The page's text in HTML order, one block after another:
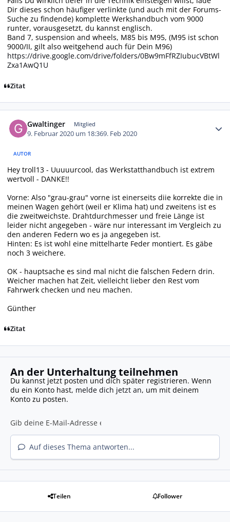
Dir dieses schon häufiger verlinkte (und auch mit der Forums-
Suche zu findende) komplette Werkshandbuch vom 9000
runter, vorausgesetzt, du kannst englisch.
Band 7, suspension and wheels, M85 bis M95, (M95 ist schon
9000/II, gilt also weitgehend auch für Dein M96)
https://drive.google.com/drive/folders/0Bw9mFfRZIubucVBtWl
Zxa1AwQ1U
Zitat
Gwaltinger Mitglied
9. Februar 2020 um 18:369. Feb 2020
AUTOR
Hey troll13 - Uuuuurcool, das Werkstatthandbuch ist extrem
wertvoll - DANKE!!
Vorne: Also "grau-grau" vorne ist einerseits diie korrekte die in
meinen Wagen gehört (weil er Klima hat) und zweitens ist es
die zweitweichste. Drahtdurchmesser und freie Länge ist
leider nicht angegeben - wäre nur interessant im Vergleich zu
den anderen Federn wo es ja angegeben ist.
Hinten: Es ist wohl eine mittelharte Feder montiert. Es gäbe
noch 3 weichere.
OK - hauptsache es sind mal nicht die falschen Federn drin.
Weicher machen hat Zeit, vielleicht lieber den Rest vom
Fahrwerk checken und neu machen.
Günther
Zitat
An der Unterhaltung teilnehmen
Du kannst jetzt posten und dich später registrieren. Wenn
du ein Konto hast, melde dich jetzt an, um mit deinem
Konto zu posten.
Auf dieses Thema antworten...
Teilen Follower